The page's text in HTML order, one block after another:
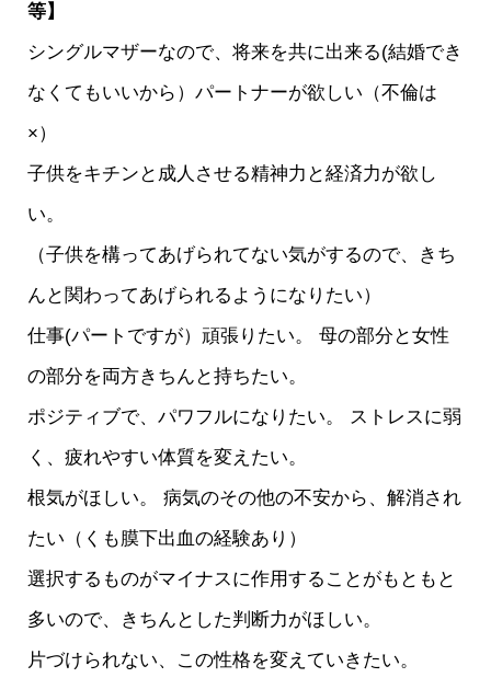
等】
シングルマザーなので、将来を共に出来る(結婚でき
なくてもいいから）パートナーが欲しい（不倫は
×）
子供をキチンと成人させる精神力と経済力が欲し
い。
（子供を構ってあげられてない気がするので、きち
んと関わってあげられるようになりたい）
仕事(パートですが）頑張りたい。 母の部分と女性
の部分を両方きちんと持ちたい。
ポジティブで、パワフルになりたい。 ストレスに弱
く、疲れやすい体質を変えたい。
根気がほしい。 病気のその他の不安から、解消され
たい（くも膜下出血の経験あり）
選択するものがマイナスに作用することがもともと
多いので、きちんとした判断力がほしい。
片づけられない、この性格を変えていきたい。